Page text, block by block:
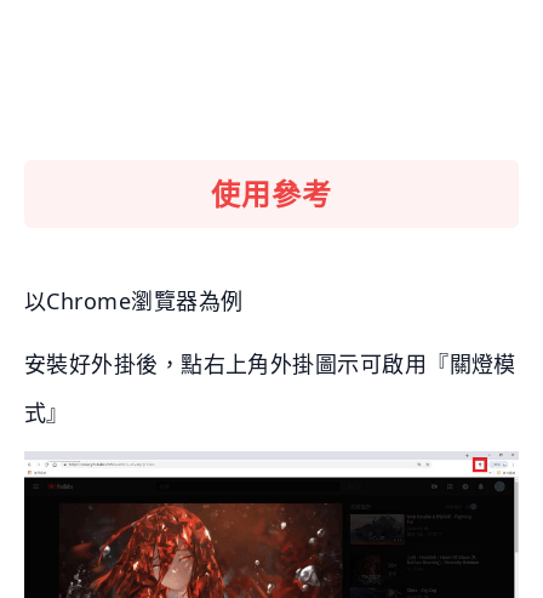
使用參考
以Chrome瀏覽器為例
安裝好外掛後，點右上角外掛圖示可啟用『關燈模
式』